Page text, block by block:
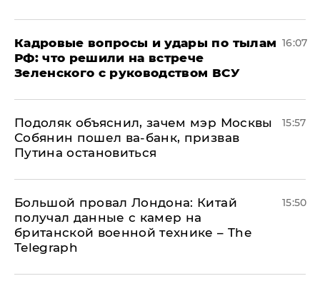
Кадровые вопросы и удары по тылам
РФ: что решили на встрече
Зеленского с руководством ВСУ
16:07
Подоляк объяснил, зачем мэр Москвы
Собянин пошел ва-банк, призвав
Путина остановиться
15:57
Большой провал Лондона: Китай
получал данные с камер на
британской военной технике – The
Telegraph
15:50